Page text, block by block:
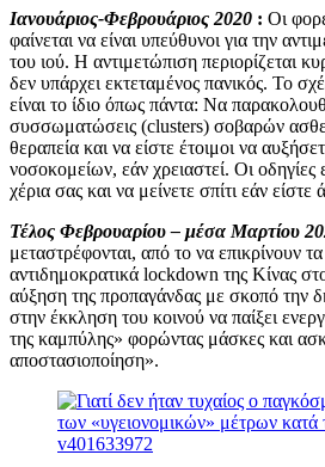
Ιανουάριος-Φεβρουάριος 2020 : Οι
φαίνεται να είναι υπεύθυνοι για την
του ιού. Η αντιμετώπιση περιορίζεται
δεν υπάρχει εκτεταμένος πανικός. Το
είναι το ίδιο όπως πάντα: Να
συσσωματώσεις (clusters) σοβαρών
θεραπεία και να είστε έτοιμοι να
νοσοκομείων, εάν χρειαστεί. Οι οδηγίες
χέρια σας και να μείνετε σπίτι εάν είστε
Τέλος Φεβρουαρίου – μέσα Μαρτίου
μεταστρέφονται, από το να επικρίνουν
αντιδημοκρατικά lockdown της Κίνας
αύξηση της προπαγάνδας με σκοπό την
στην έκκληση του κοινού να παίξει
της καμπύλης» φορώντας μάσκες και
αποστασιοποίηση».